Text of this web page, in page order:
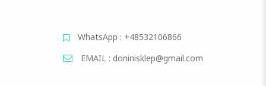
WhatsApp : +48532106866
EMAIL : doninisklep@gmail.com